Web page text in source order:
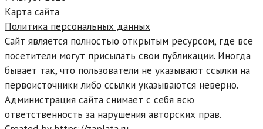
Карта сайта
Политика персональных данных
Сайт является полностью открытым ресурсом, где все
посетители могут присылать свои публикации. Иногда
бывает так, что пользователи не указывают ссылки на
первоисточники либо ссылки указываются неверно.
Администрация сайта снимает с себя всю
ответственность за нарушения авторских прав.